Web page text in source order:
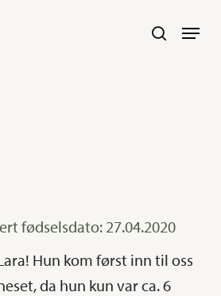
search
fødselsdato: 27.04.2020
Hun kom først inn til oss
da hun kun var ca. 6